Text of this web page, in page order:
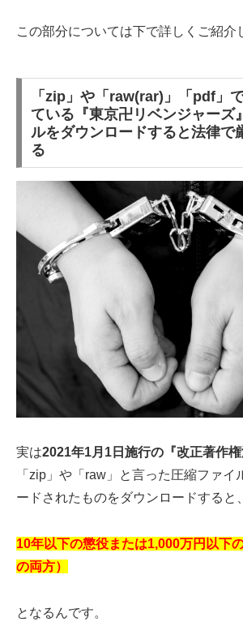
この部分については下で詳しくご紹介
「zip」や「raw(rar)」「pdf」
ている『東京卍リベンジャーズ
ルをダウンロードすると法律で
る
実は2021年1月1日施行の『改正著作権
「zip」や「raw」と言った圧縮ファイ
ードされたものをダウンロードすると、
10年以下の懲役または1,000万円以下
の両方）
となるんです。